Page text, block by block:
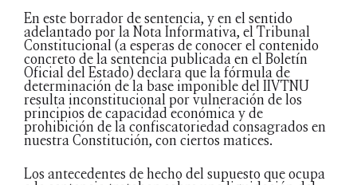
En este borrador de sentencia, y en el sentido
adelantado por la Nota Informativa, el Tribunal
Constitucional (a esperas de conocer el contenido
concreto de la sentencia publicada en el Boletín
Oficial del Estado) declara que la fórmula de
determinación de la base imponible del IIVTNU
resulta inconstitucional por vulneración de los
principios de capacidad económica y de
prohibición de la confiscatoriedad consagrados en
nuestra Constitución, con ciertos matices.
Los antecedentes de hecho del supuesto que ocupa